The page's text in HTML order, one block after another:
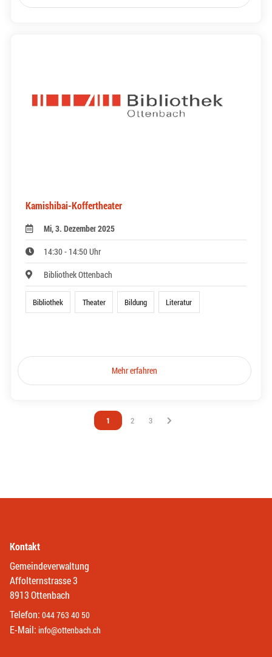
Kamishibai-Koffertheater
Mi, 3. Dezember 2025
14:30 - 14:50 Uhr
Bibliothek Ottenbach
Bibliothek Theater Bildung Literatur
Mehr erfahren
Vous êtes sur la page
1 Vous êtes sur la page
2 Vous êtes sur la page
3
Kontakt
Gemeindeverwaltung
Affolternstrasse 3
8913 Ottenbach
Telefon: 044 763 40 50
E-Mail: info@ottenbach.ch